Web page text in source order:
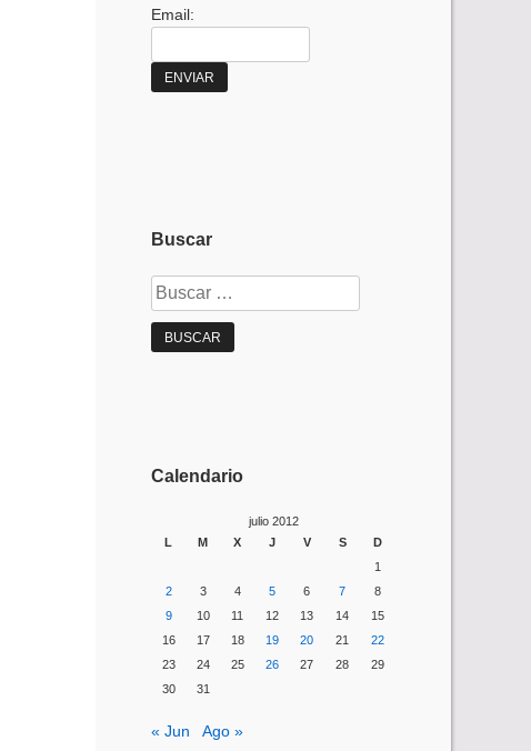
Email:
Buscar
Buscar:
Calendario
julio 2012
L
M X J V S
D
1
2
3 4 5 6 7
8
9
10 11 12 13 14
15
16
17 18 19 20 21
22
23
24 25 26 27 28
29
30
31
« Jun Ago »